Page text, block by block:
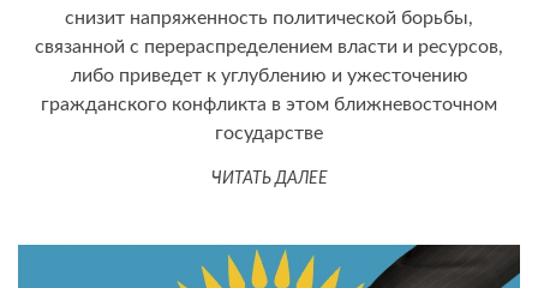
снизит напряженность политической борьбы,
связанной с перераспределением власти и ресурсов,
либо приведет к углублению и ужесточению
гражданского конфликта в этом ближневосточном
государстве
ЧИТАТЬ ДАЛЕЕ